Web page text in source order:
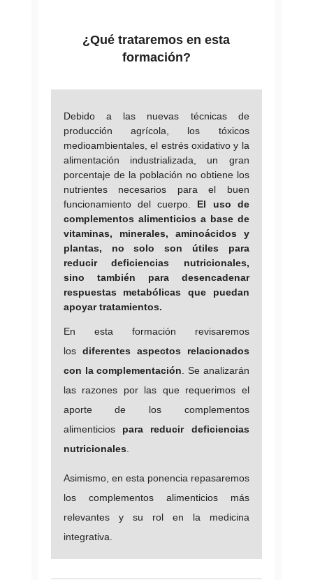
¿Qué trataremos en esta
formación?
Debido a las nuevas técnicas de
producción agrícola, los tóxicos
medioambientales, el estrés oxidativo y la
alimentación industrializada, un gran
porcentaje de la población no obtiene los
nutrientes necesarios para el buen
funcionamiento del cuerpo. El uso de
complementos alimenticios a base de
vitaminas, minerales, aminoácidos y
plantas, no solo son útiles para
reducir deficiencias nutricionales,
sino también para desencadenar
respuestas metabólicas que puedan
apoyar tratamientos.
En esta formación revisaremos
los diferentes aspectos relacionados
con la complementación . Se analizarán
las razones por las que requerimos el
aporte de los complementos
alimenticios para reducir deficiencias
nutricionales
Asimismo, en esta ponencia repasaremos
los complementos alimenticios más
relevantes y su rol en la medicina
integrativa.